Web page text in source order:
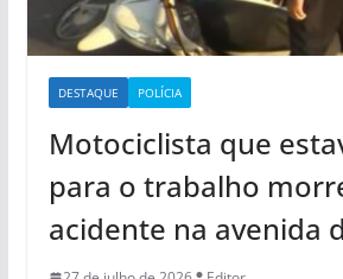
DESTAQUE POLÍCIA
Motociclista que
para o trabalho
acidente na avenida